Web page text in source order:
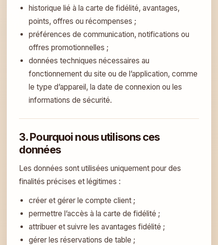
historique lié à la carte de fidélité, avantages,
points, offres ou récompenses ;
préférences de communication, notifications ou
offres promotionnelles ;
données techniques nécessaires au
fonctionnement du site ou de l’application, comme
le type d’appareil, la date de connexion ou les
informations de sécurité.
3. Pourquoi nous utilisons ces
données
Les données sont utilisées uniquement pour des
finalités précises et légitimes :
créer et gérer le compte client ;
permettre l’accès à la carte de fidélité ;
attribuer et suivre les avantages fidélité ;
gérer les réservations de table ;